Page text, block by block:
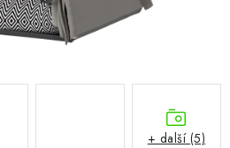
+ další (5)